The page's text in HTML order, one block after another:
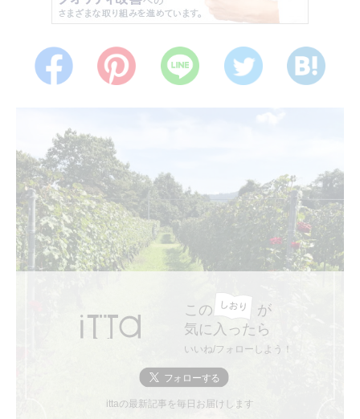
この
が
気に入ったら
いいね/フォローしよう！
ittaの最新記事を毎日お届けします